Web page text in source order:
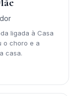
ligada à Casa
o choro e a
casa.